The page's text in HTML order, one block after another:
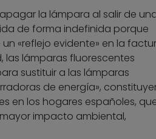
la lámpara al salir de
de forma indefinida porque
«reflejo evidente» en la
las lámparas fluorescentes
sustituir a las lámparas
de energía»,
en los hogares españoles,
impacto ambiental,